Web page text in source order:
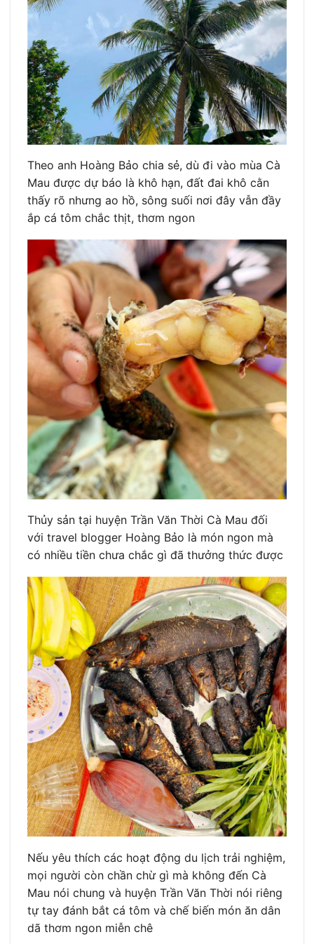
Theo anh Hoàng Bảo chia sẻ, dù đi vào mùa Cà
Mau được dự báo là khô hạn, đất đai khô cằn
thấy rõ nhưng ao hồ, sông suối nơi đây vẫn đầy
ắp cá tôm chắc thịt, thơm ngon
Thủy sản tại huyện Trần Văn Thời Cà Mau đối
với travel blogger Hoàng Bảo là món ngon mà
có nhiều tiền chưa chắc gì đã thưởng thức được
Nếu yêu thích các hoạt động du lịch trải nghiệm,
mọi người còn chần chừ gì mà không đến Cà
Mau nói chung và huyện Trần Văn Thời nói riêng
tự tay đánh bắt cá tôm và chế biến món ăn dân
dã thơm ngon miễn chê